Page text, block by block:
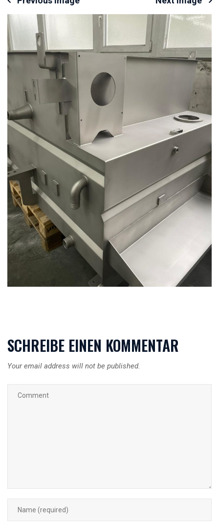
SCHREIBE EINEN KOMMENTAR
Your email address will not be published.